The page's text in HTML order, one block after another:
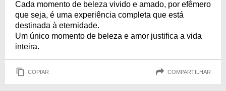
Cada momento de beleza vivido e amado, por efêmero
que seja, é uma experiência completa que está
destinada à eternidade.
Um único momento de beleza e amor justifica a vida
inteira.
COPIAR COMPARTILHAR